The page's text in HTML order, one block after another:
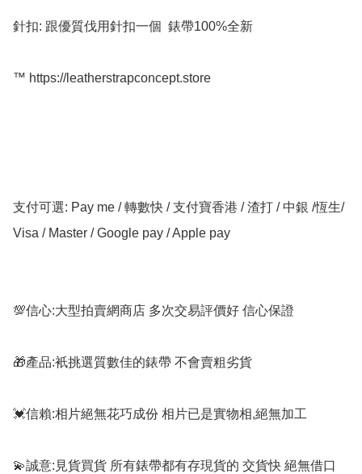
針扣: 跟優質伐用針扣一個  錶帶100%全新
™️ https://leatherstrapconcept.store
支付可選: Pay me / 轉數快 / 支付寶香港 / 渣打 / 中銀 /恆生/
Visa / Master / Google pay / Apple pay
💯信心:大型拍賣網商店 多次交易評價好 信心保證
🎁產品:衹挑選質數佳的錶帶 不會賣粗劣貨
💓信賴:相片絕無花巧成份 相片已是實物相,絕無加工
💫誠意:見貨買貨 所有錶帶都有存現貨的 交貨快 絕無借口